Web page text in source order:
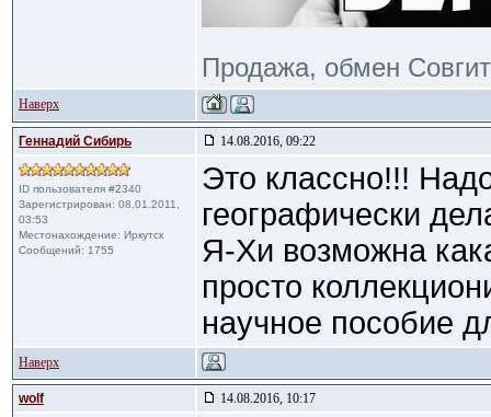
Продажа, обмен
Наверх
Геннадий Сибирь 14.08.2016, 09:22
ID пользователя #2340
Зарегистрирован: 08.01.2011,
03:53
Местонахождение: Иркутск
Сообщений: 1755
Это классно!!!
географически
Я-Хи возможна
просто
научное пособие
Наверх
wolf 14.08.2016, 10:17